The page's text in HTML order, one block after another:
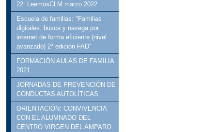
22: LeemosCLM marzo 2022
Escuela de familias: "Familias
digitales: busca y navega por
internet de forma eficiente (nivel
avanzado) 2ª edición FAD"
FORMACIÓN AULAS DE FAMILIA
2021
JORNADAS DE PREVENCIÓN DE
CONDUCTAS AUTOLÍTICAS.
ORIENTACIÓN: CONVIVENCIA
CON EL ALUMNADO DEL
CENTRO VIRGEN DEL AMPARO.